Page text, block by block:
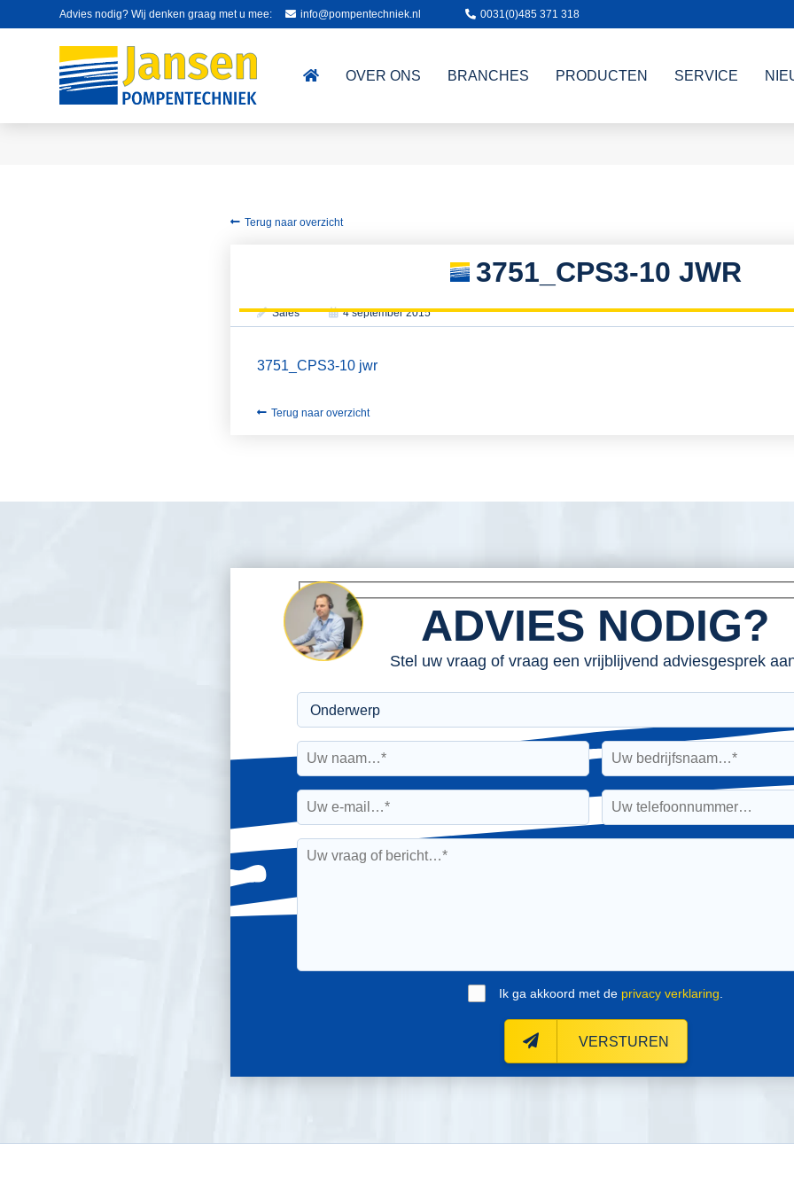
Advies nodig? Wij denken graag met u mee: info@pompentechniek.nl 0031(0)485 371 318
OVER ONS BRANCHES PRODUCTEN SERVICE
Terug naar overzicht
3751_CPS3-10 JWR
Sales 4 september 2015
3751_CPS3-10 jwr
Terug naar overzicht
ADVIES NODIG?
Stel uw vraag of vraag een vrijblijvend adviesgesprek
Ik ga akkoord met de privacy verklaring
VERSTUREN